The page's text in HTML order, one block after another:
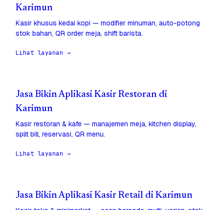
Karimun
Kasir khusus kedai kopi — modifier minuman, auto-potong
stok bahan, QR order meja, shift barista.
Lihat layanan →
Jasa Bikin Aplikasi Kasir Restoran di
Karimun
Kasir restoran & kafe — manajemen meja, kitchen display,
split bill, reservasi, QR menu.
Lihat layanan →
Jasa Bikin Aplikasi Kasir Retail di Karimun